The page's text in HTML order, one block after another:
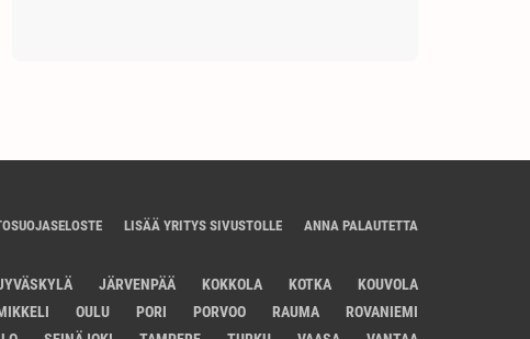
LISÄÄ YRITYS SIVUSTOLLE ANNA PALAUTETTA
JÄRVENPÄÄ KOKKOLA KOTKA
KOUVOLA
OULU PORI PORVOO RAUMA
ROVANIEMI